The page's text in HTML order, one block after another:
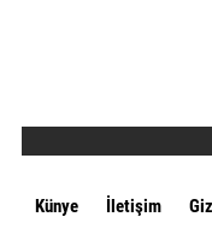
Künye İletişim